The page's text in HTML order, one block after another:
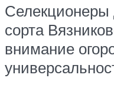
Селекционеры
сорта
внимание